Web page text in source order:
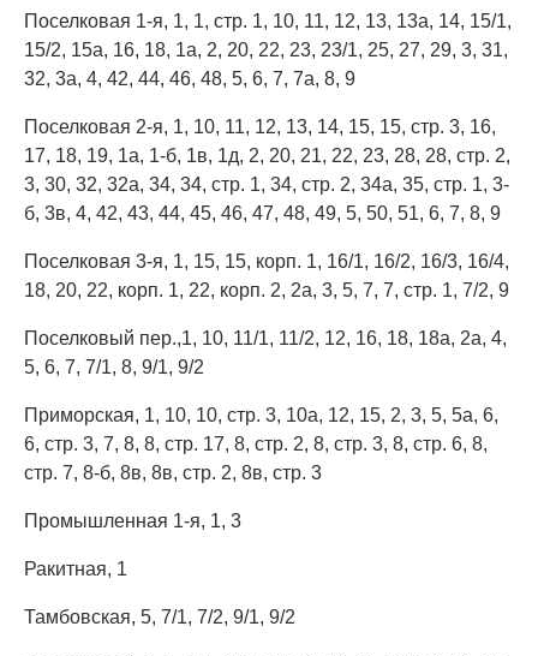
Поселковая 1-я, 1, 1, стр. 1, 10, 11, 12, 13, 13а, 14, 15/1,
15/2, 15а, 16, 18, 1а, 2, 20, 22, 23, 23/1, 25, 27, 29, 3, 31,
32, 3а, 4, 42, 44, 46, 48, 5, 6, 7, 7а, 8, 9
Поселковая 2-я, 1, 10, 11, 12, 13, 14, 15, 15, стр. 3, 16,
17, 18, 19, 1а, 1-б, 1в, 1д, 2, 20, 21, 22, 23, 28, 28, стр. 2,
3, 30, 32, 32а, 34, 34, стр. 1, 34, стр. 2, 34а, 35, стр. 1, 3-
б, 3в, 4, 42, 43, 44, 45, 46, 47, 48, 49, 5, 50, 51, 6, 7, 8, 9
Поселковая 3-я, 1, 15, 15, корп. 1, 16/1, 16/2, 16/3, 16/4,
18, 20, 22, корп. 1, 22, корп. 2, 2а, 3, 5, 7, 7, стр. 1, 7/2, 9
Поселковый пер.,1, 10, 11/1, 11/2, 12, 16, 18, 18а, 2а, 4,
5, 6, 7, 7/1, 8, 9/1, 9/2
Приморская, 1, 10, 10, стр. 3, 10а, 12, 15, 2, 3, 5, 5а, 6,
6, стр. 3, 7, 8, 8, стр. 17, 8, стр. 2, 8, стр. 3, 8, стр. 6, 8,
стр. 7, 8-б, 8в, 8в, стр. 2, 8в, стр. 3
Промышленная 1-я, 1, 3
Ракитная, 1
Тамбовская, 5, 7/1, 7/2, 9/1, 9/2